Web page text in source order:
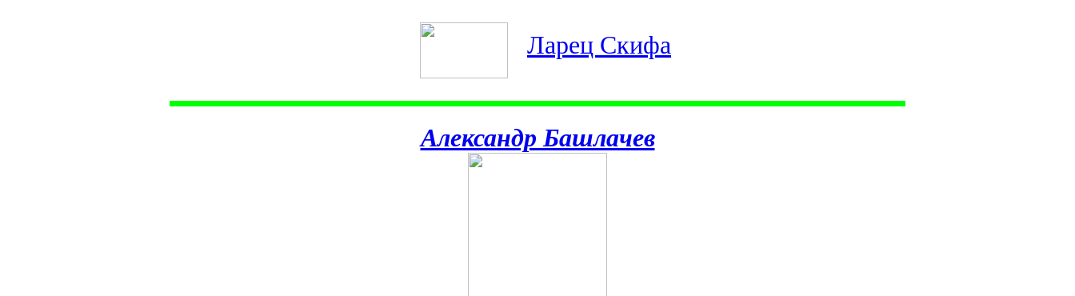
Ларец Скифа
Александр Башлачев